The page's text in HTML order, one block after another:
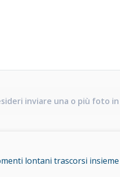
inviare una o più foto
lontani trascorsi